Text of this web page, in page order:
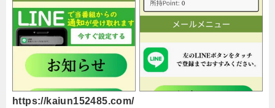
https://kaiun152485.com/